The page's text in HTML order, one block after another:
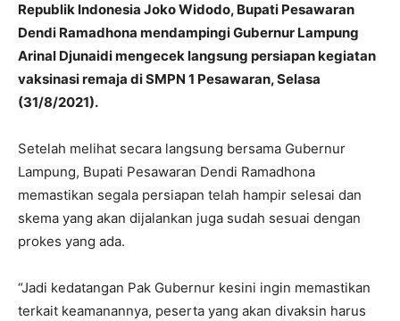
Republik Indonesia Joko Widodo, Bupati Pesawaran
Dendi Ramadhona mendampingi Gubernur Lampung
Arinal Djunaidi mengecek langsung persiapan kegiatan
vaksinasi remaja di SMPN 1 Pesawaran, Selasa
(31/8/2021).
Setelah melihat secara langsung bersama Gubernur
Lampung, Bupati Pesawaran Dendi Ramadhona
memastikan segala persiapan telah hampir selesai dan
skema yang akan dijalankan juga sudah sesuai dengan
prokes yang ada.
“Jadi kedatangan Pak Gubernur kesini ingin memastikan
terkait keamanannya, peserta yang akan divaksin harus